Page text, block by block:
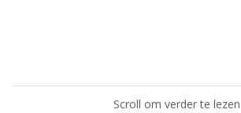
Scroll om verder te lezen